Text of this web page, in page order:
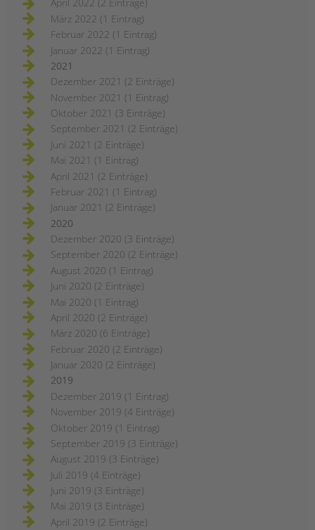
April 2022 (2 Einträge)
März 2022 (1 Eintrag)
Februar 2022 (1 Eintrag)
Januar 2022 (1 Eintrag)
2021
Dezember 2021 (2 Einträge)
November 2021 (1 Eintrag)
Oktober 2021 (3 Einträge)
September 2021 (2 Einträge)
Juni 2021 (2 Einträge)
Mai 2021 (1 Eintrag)
April 2021 (2 Einträge)
Februar 2021 (1 Eintrag)
Januar 2021 (2 Einträge)
2020
Dezember 2020 (3 Einträge)
September 2020 (2 Einträge)
August 2020 (1 Eintrag)
Juni 2020 (2 Einträge)
Mai 2020 (1 Eintrag)
April 2020 (2 Einträge)
März 2020 (6 Einträge)
Februar 2020 (2 Einträge)
Januar 2020 (2 Einträge)
2019
Dezember 2019 (1 Eintrag)
November 2019 (4 Einträge)
Oktober 2019 (1 Eintrag)
September 2019 (3 Einträge)
August 2019 (3 Einträge)
Juli 2019 (4 Einträge)
Juni 2019 (3 Einträge)
Mai 2019 (3 Einträge)
April 2019 (2 Einträge)